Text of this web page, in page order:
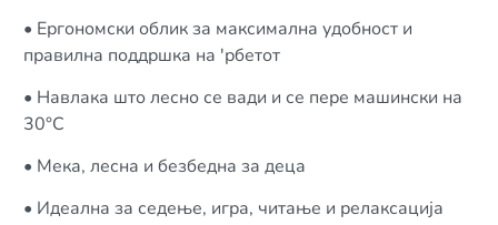
• Ергономски облик за максимална удобност и
правилна поддршка на 'рбетот
• Навлака што лесно се вади и се пере машински на
30°C
• Мека, лесна и безбедна за деца
• Идеална за седење, игра, читање и релаксација